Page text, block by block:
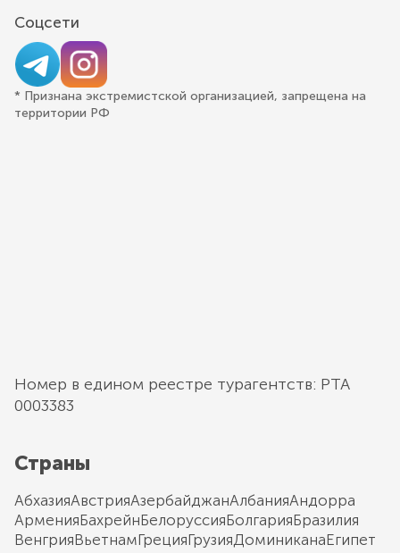
Соцсети
* Признана экстремистской организацией, запрещена на
территории РФ
Номер в едином реестре турагентств: РТА
0003383
Страны
АбхазияАвстрияАзербайджанАлбанияАндорра
АрменияБахрейнБелоруссияБолгарияБразилия
ВенгрияВьетнамГрецияГрузияДоминиканаЕгипет